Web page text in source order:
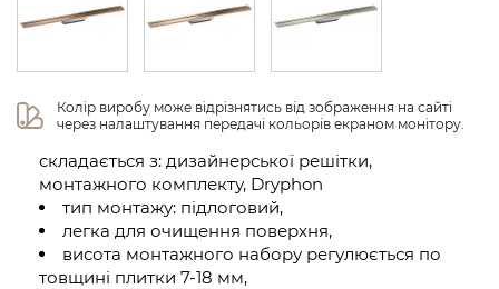
Колір виробу може відрізнятись від зображення на сайті
через налаштування передачі кольорів екраном монітору.
складається з: дизайнерської решітки,
монтажного комплекту, Dryphon
тип монтажу: підлоговий,
легка для очищення поверхня,
висота монтажного набору регулюється по
товщині плитки 7-18 мм,